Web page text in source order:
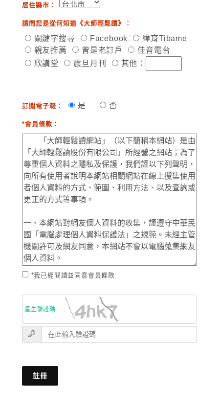
居住縣市：
請問您是從何知道《大師輕鬆讀》：
關鍵字搜尋 Facebook
緯育Tibame
親友推薦
曾是老訂戶
佳音電台
欣講堂
震旦月刊 其他：
訂閱電子報： 是 否
*會員條款：
*我已經閱讀並同意會員條款
產生驗證碼
註冊